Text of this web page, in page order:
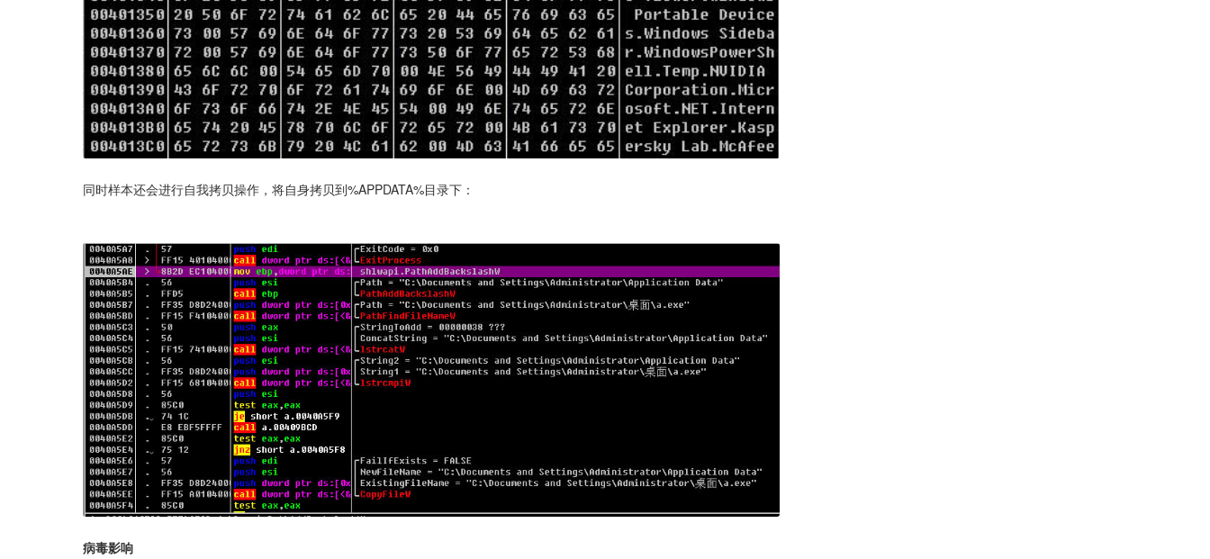
同时样本还会进行自我拷贝操作，将自身拷贝到%APPDATA%目录下：
病毒影响